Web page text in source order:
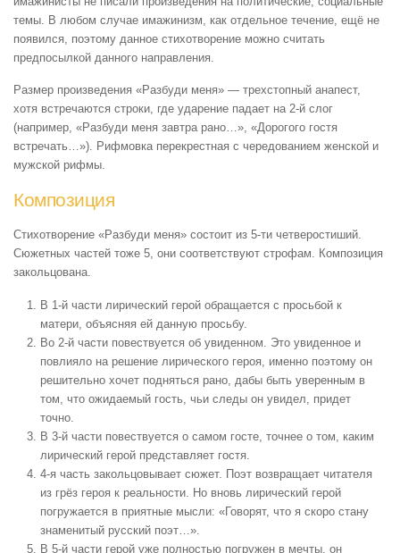
темы. В любом случае имажинизм, как отдельное течение, ещё не
появился, поэтому данное стихотворение можно считать
предпосылкой данного направления.
Размер произведения «Разбуди меня» — трехстопный анапест,
хотя встречаются строки, где ударение падает на 2-й слог
(например, «Разбуди меня завтра рано…», «Дорогого гостя
встречать…»). Рифмовка перекрестная с чередованием женской и
мужской рифмы.
Композиция
Стихотворение «Разбуди меня» состоит из 5-ти четверостиший.
Сюжетных частей тоже 5, они соответствуют строфам. Композиция
закольцована.
В 1-й части лирический герой обращается с просьбой к
матери, объясняя ей данную просьбу.
Во 2-й части повествуется об увиденном. Это увиденное и
повлияло на решение лирического героя, именно поэтому он
решительно хочет подняться рано, дабы быть уверенным в
том, что ожидаемый гость, чьи следы он увидел, придет
точно.
В 3-й части повествуется о самом госте, точнее о том, каким
лирический герой представляет гостя.
4-я часть закольцовывает сюжет. Поэт возвращает читателя
из грёз героя к реальности. Но вновь лирический герой
погружается в приятные мысли: «Говорят, что я скоро стану
знаменитый русский поэт…».
В 5-й части герой уже полностью погружен в мечты, он